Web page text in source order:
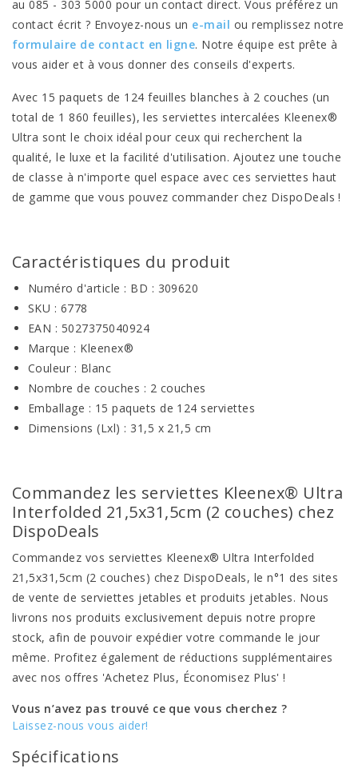
au 085 - 303 5000 pour un contact direct. Vous préférez un
contact écrit ? Envoyez-nous un e-mail ou remplissez notre
formulaire de contact en ligne. Notre équipe est prête à
vous aider et à vous donner des conseils d'experts.
Avec 15 paquets de 124 feuilles blanches à 2 couches (un
total de 1 860 feuilles), les serviettes intercalées Kleenex®
Ultra sont le choix idéal pour ceux qui recherchent la
qualité, le luxe et la facilité d'utilisation. Ajoutez une touche
de classe à n'importe quel espace avec ces serviettes haut
de gamme que vous pouvez commander chez DispoDeals !
Caractéristiques du produit
Numéro d'article : BD : 309620
SKU : 6778
EAN : 5027375040924
Marque : Kleenex®
Couleur : Blanc
Nombre de couches : 2 couches
Emballage : 15 paquets de 124 serviettes
Dimensions (Lxl) : 31,5 x 21,5 cm
Commandez les serviettes Kleenex® Ultra
Interfolded 21,5x31,5cm (2 couches) chez
DispoDeals
Commandez vos serviettes Kleenex® Ultra Interfolded
21,5x31,5cm (2 couches) chez DispoDeals, le n°1 des sites
de vente de serviettes jetables et produits jetables. Nous
livrons nos produits exclusivement depuis notre propre
stock, afin de pouvoir expédier votre commande le jour
même. Profitez également de réductions supplémentaires
avec nos offres 'Achetez Plus, Économisez Plus' !
Vous n’avez pas trouvé ce que vous cherchez ?
Laissez-nous vous aider!
Spécifications